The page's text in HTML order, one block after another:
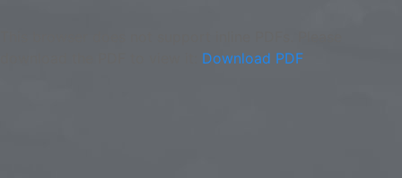
Download PDF